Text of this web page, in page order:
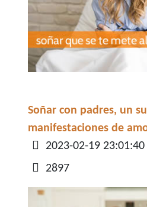
Soñar con padres, un
manifestaciones de
Detalles
2023-02-19 23:01:40
2897